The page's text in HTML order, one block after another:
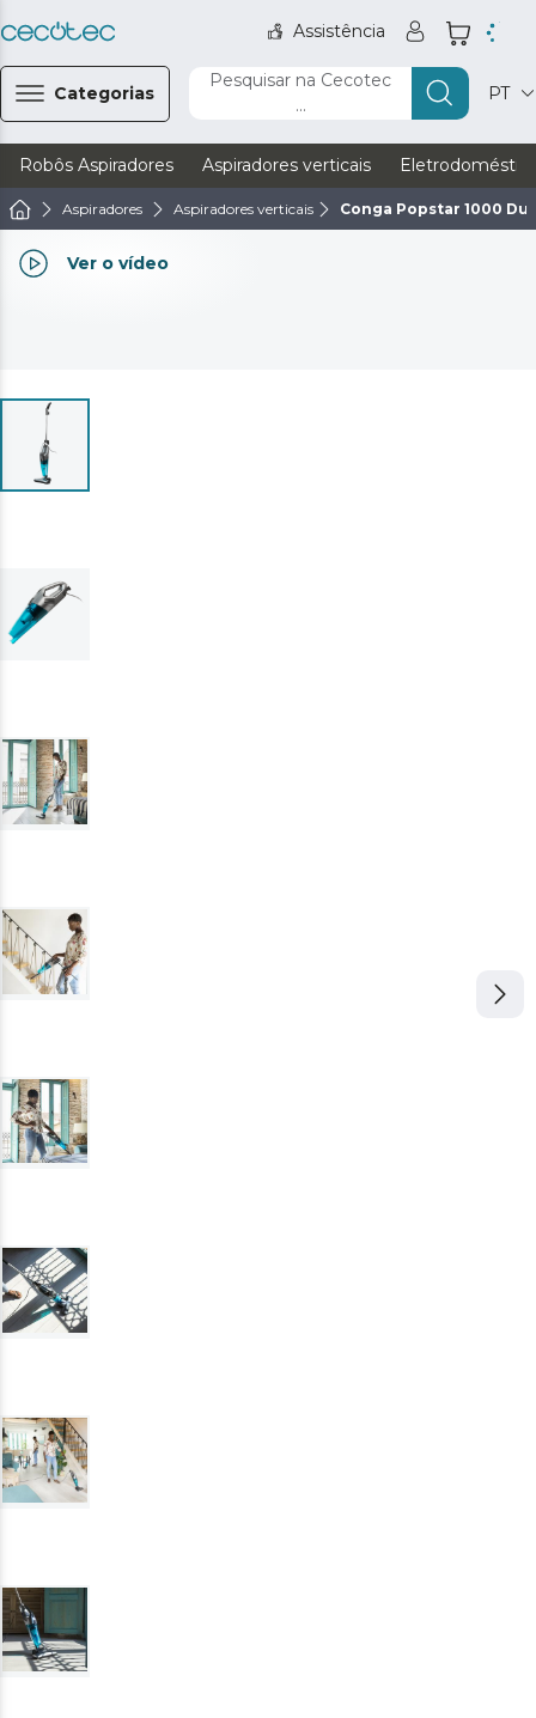
Assistência
Categorias
Pesquisar na Cecotec
...
PT
Robôs Aspiradores Aspiradores verticais
Aspiradores Aspiradores verticais Conga Popstar 1000
Ver o vídeo